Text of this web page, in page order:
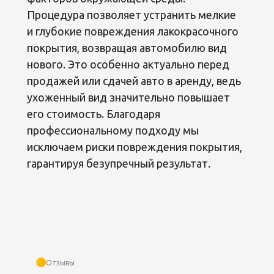
Процедура позволяет устранить мелкие
и глубокие повреждения лакокрасочного
покрытия, возвращая автомобилю вид
нового. Это особенно актуально перед
продажей или сдачей авто в аренду, ведь
ухоженный вид значительно повышает
его стоимость. Благодаря
профессиональному подходу мы
исключаем риски повреждения покрытия,
гарантируя безупречный результат.
Отзывы